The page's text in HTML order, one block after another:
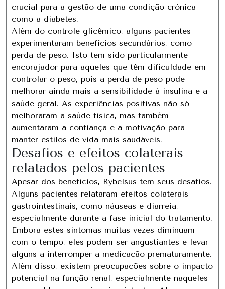
crucial para a gestão de uma condição crónica
como a diabetes.
Além do controle glicêmico, alguns pacientes
experimentaram benefícios secundários, como
perda de peso. Isto tem sido particularmente
encorajador para aqueles que têm dificuldade em
controlar o peso, pois a perda de peso pode
melhorar ainda mais a sensibilidade à insulina e a
saúde geral. As experiências positivas não só
melhoraram a saúde física, mas também
aumentaram a confiança e a motivação para
manter estilos de vida mais saudáveis.
Desafios e efeitos colaterais
relatados pelos pacientes
Apesar dos benefícios, Rybelsus tem seus desafios.
Alguns pacientes relataram efeitos colaterais
gastrointestinais, como náuseas e diarreia,
especialmente durante a fase inicial do tratamento.
Embora estes sintomas muitas vezes diminuam
com o tempo, eles podem ser angustiantes e levar
alguns a interromper a medicação prematuramente.
Além disso, existem preocupações sobre o impacto
potencial na função renal, especialmente naqueles